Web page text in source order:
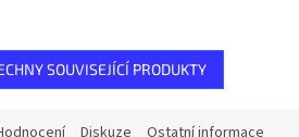
SOUVISEJÍCÍ PRODUKTY